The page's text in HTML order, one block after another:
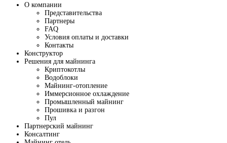
О компании
Представительства
Партнеры
FAQ
Условия оплаты и доставки
Контакты
Конструктор
Решения для майнинга
Криптокотлы
Водоблоки
Майнинг-отопление
Иммерсионное охлаждение
Промышленный майнинг
Прошивка и разгон
Пул
Партнерский майнинг
Консалтинг